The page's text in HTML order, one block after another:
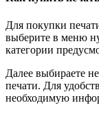
Для покупки
выберите в меню
категории
Далее выбираете
печати. Для
необходимую